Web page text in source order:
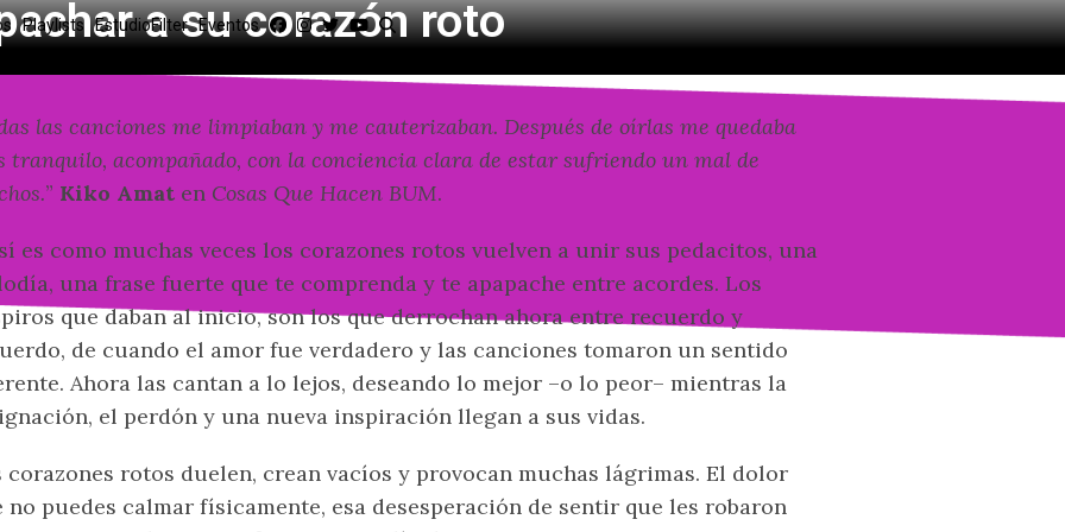
Playlists EstudioFilter Eventos
a su corazón roto
las canciones me limpiaban y me cauterizaban. Después de oírlas me quedaba
tranquilo, acompañado, con la conciencia clara de estar sufriendo un mal de
” Kiko Amat en Cosas Que Hacen BUM.
es como muchas veces los corazones rotos vuelven a unir sus pedacitos, una
una frase fuerte que te comprenda y te apapache entre acordes. Los
que daban al inicio, son los que derrochan ahora entre recuerdo y
de cuando el amor fue verdadero y las canciones tomaron un sentido
Ahora las cantan a lo lejos, deseando lo mejor –o lo peor– mientras la
el perdón y una nueva inspiración llegan a sus vidas.
corazones rotos duelen, crean vacíos y provocan muchas lágrimas. El dolor
no puedes calmar físicamente, esa desesperación de sentir que les robaron